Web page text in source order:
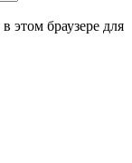
этом браузере для